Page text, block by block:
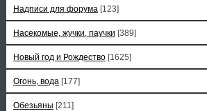
Надписи для форума [123]
Насекомые, жучки, паучки [389]
Новый год и Рождество [1625]
Огонь, вода [177]
Обезьяны [211]